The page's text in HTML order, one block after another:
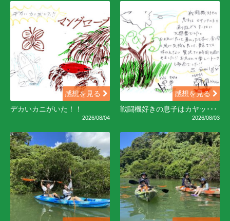
感想を見る
デカいカニがいた！！
2026/08/04
感想を見る
戦闘機好きの息子はカヤッ･･･
2026/08/03